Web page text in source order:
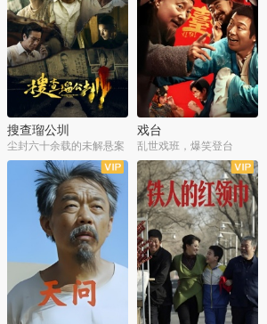
搜查瑠公圳
尘封六十余载的未解悬案
戏台
乱世戏班，爆笑登台